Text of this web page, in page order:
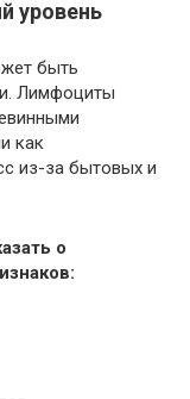
уровень
быть
Лимфоциты
как
из-за бытовых и
о